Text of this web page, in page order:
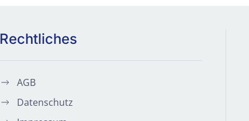
Rechtliches
AGB
Datenschutz